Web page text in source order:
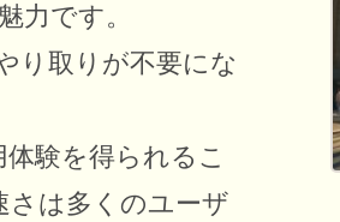
力です。
り取りが不要にな
験を得られるこ
さは多くのユーザ